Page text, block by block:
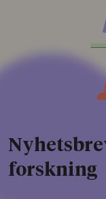
forskning